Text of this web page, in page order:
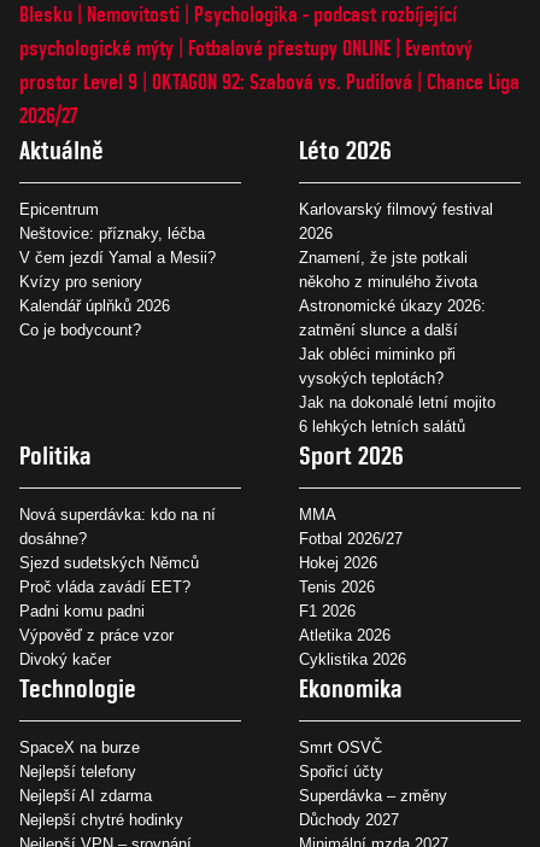
Blesku
Nemovitosti
Psychologika - podcast rozbíjející
psychologické mýty
Fotbalové přestupy ONLINE
Eventový
prostor Level 9 OKTAGON 92: Szabová vs. Pudilová
Chance Liga
2026/27
Aktuálně
Epicentrum
Neštovice: příznaky, léčba
V čem jezdí Yamal a Mesii?
Kvízy pro seniory
Kalendář úplňků 2026
Co je bodycount?
Léto 2026
Karlovarský filmový festival
2026
Znamení, že jste potkali
někoho z minulého života
Astronomické úkazy 2026:
zatmění slunce a další
Jak obléci miminko při
vysokých teplotách?
Jak na dokonalé letní mojito
6 lehkých letních salátů
Politika
Nová superdávka: kdo na ní
dosáhne?
Sjezd sudetských Němců
Proč vláda zavádí EET?
Padni komu padni
Výpověď z práce vzor
Divoký kačer
Sport 2026
MMA
Fotbal 2026/27
Hokej 2026
Tenis 2026
F1 2026
Atletika 2026
Cyklistika 2026
Technologie
SpaceX na burze
Nejlepší telefony
Nejlepší AI zdarma
Nejlepší chytré hodinky
Ekonomika
Smrt OSVČ
Spořicí účty
Superdávka – změny
Důchody 2027